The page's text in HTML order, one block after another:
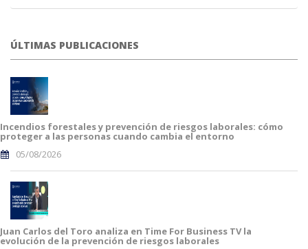
ÚLTIMAS PUBLICACIONES
Incendios forestales y prevención de riesgos laborales: cómo
proteger a las personas cuando cambia el entorno
05/08/2026
Juan Carlos del Toro analiza en Time For Business TV la
evolución de la prevención de riesgos laborales